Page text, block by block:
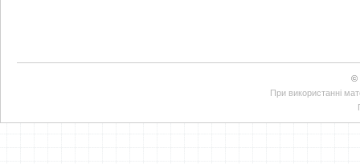
©
При використанні